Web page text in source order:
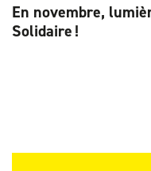
En novembre,
Solidaire !